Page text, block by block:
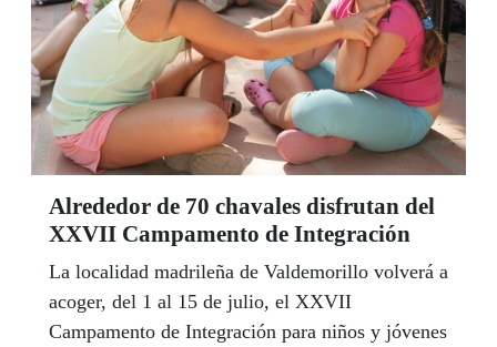
Alrededor de 70 chavales disfrutan del
XXVII Campamento de Integración
La localidad madrileña de Valdemorillo volverá a
acoger, del 1 al 15 de julio, el XXVII
Campamento de Integración para niños y jóvenes